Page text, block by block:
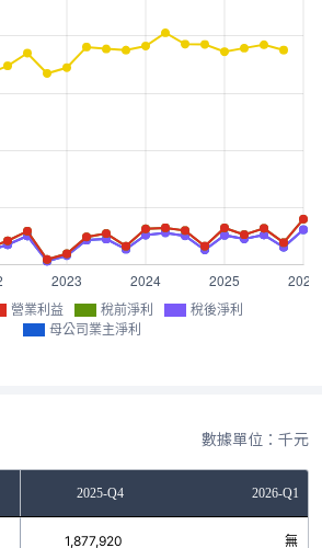
營業利益 稅前淨利
稅後淨利
母公司業主淨利
數據單位：千元
2025-Q4 2026-Q1
1,877,920 無